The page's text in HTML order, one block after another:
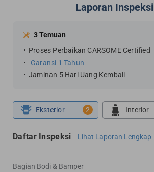
Laporan Inspeksi
3 Temuan
Proses Perbaikan CARSOME Certified
Garansi 1 Tahun
Jaminan 5 Hari Uang Kembali
Eksterior 2 Interior
Daftar Inspeksi Lihat Laporan Lengkap
Bagian Bodi & Bamper